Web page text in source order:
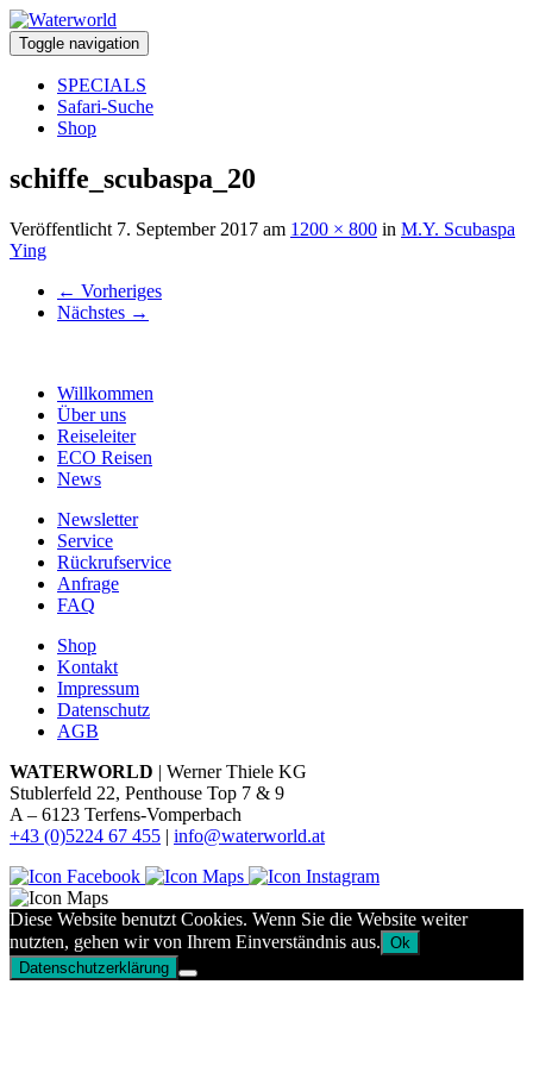
Toggle navigation
SPECIALS
Safari-Suche
Shop
schiffe_scubaspa_20
Veröffentlicht 7. September 2017 am 1200 × 800 in M.Y. Scubaspa
Ying
← Vorheriges
Nächstes →
Willkommen
Über uns
Reiseleiter
ECO Reisen
News
Newsletter
Service
Rückrufservice
Anfrage
FAQ
Shop
Kontakt
Impressum
Datenschutz
AGB
WATERWORLD | Werner Thiele KG
Stublerfeld 22, Penthouse Top 7 & 9
A – 6123 Terfens-Vomperbach
+43 (0)5224 67 455 | info@waterworld.at
Diese Website benutzt Cookies. Wenn Sie die Website weiter
nutzten, gehen wir von Ihrem Einverständnis aus. Ok
Datenschutzerklärung